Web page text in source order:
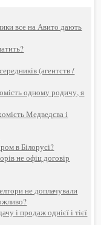
все на Авито дають
(агентств /
одному родичу, я
Медведєва і
в Білорусі?
не офіц договір
не доплачували
і продаж однієї і тієї